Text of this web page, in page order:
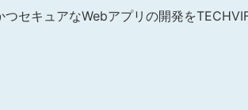
つセキュアなWebアプリの開発を